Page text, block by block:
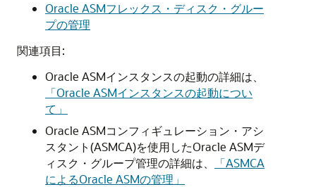
Oracle ASMフレックス・ディスク・グルー
プの管理
関連項目:
Oracle ASMインスタンスの起動の詳細は、
「Oracle ASMインスタンスの起動につい
て」
Oracle ASMコンフィギュレーション・アシ
スタント(ASMCA)を使用したOracle ASMデ
ィスク・グループ管理の詳細は、
「ASMCA
によるOracle ASMの管理」